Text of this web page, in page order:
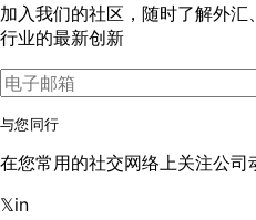
加入我们的社区，随时了解外
行业的最新创新
与您同行
在您常用的社交网络上关注公司
𝕏in